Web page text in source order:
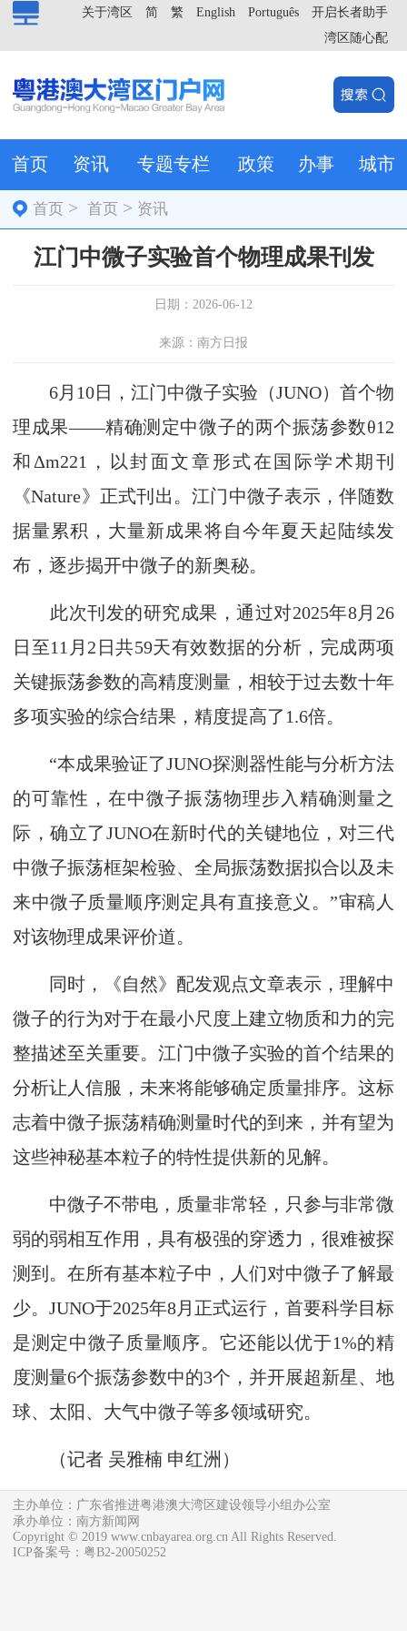
开启长者助手
Português
English
繁
简
关于湾区
湾区随心配
首页 资讯 专题专栏 政策 办事 城市
首页 >首页 > 资讯
江门中微子实验首个物理成果刊发
日期：2026-06-12
来源：南方日报
6月10日，江门中微子实验（JUNO）首个物
理成果——精确测定中微子的两个振荡参数θ12
和Δm221，以封面文章形式在国际学术期刊
《Nature》正式刊出。江门中微子表示，伴随数
据量累积，大量新成果将自今年夏天起陆续发
布，逐步揭开中微子的新奥秘。
此次刊发的研究成果，通过对2025年8月26
日至11月2日共59天有效数据的分析，完成两项
关键振荡参数的高精度测量，相较于过去数十年
多项实验的综合结果，精度提高了1.6倍。
“本成果验证了JUNO探测器性能与分析方法
的可靠性，在中微子振荡物理步入精确测量之
际，确立了JUNO在新时代的关键地位，对三代
中微子振荡框架检验、全局振荡数据拟合以及未
来中微子质量顺序测定具有直接意义。”审稿人
对该物理成果评价道。
同时，《自然》配发观点文章表示，理解中
微子的行为对于在最小尺度上建立物质和力的完
整描述至关重要。江门中微子实验的首个结果的
分析让人信服，未来将能够确定质量排序。这标
志着中微子振荡精确测量时代的到来，并有望为
这些神秘基本粒子的特性提供新的见解。
中微子不带电，质量非常轻，只参与非常微
弱的弱相互作用，具有极强的穿透力，很难被探
测到。在所有基本粒子中，人们对中微子了解最
少。JUNO于2025年8月正式运行，首要科学目标
是测定中微子质量顺序。它还能以优于1%的精
度测量6个振荡参数中的3个，并开展超新星、地
球、太阳、大气中微子等多领域研究。
（记者 吴雅楠 申红洲）
主办单位：广东省推进粤港澳大湾区建设领导小组办公室
承办单位：南方新闻网
Copyright © 2019 www.cnbayarea.org.cn All Rights Reserved.
ICP备案号：粤B2-20050252